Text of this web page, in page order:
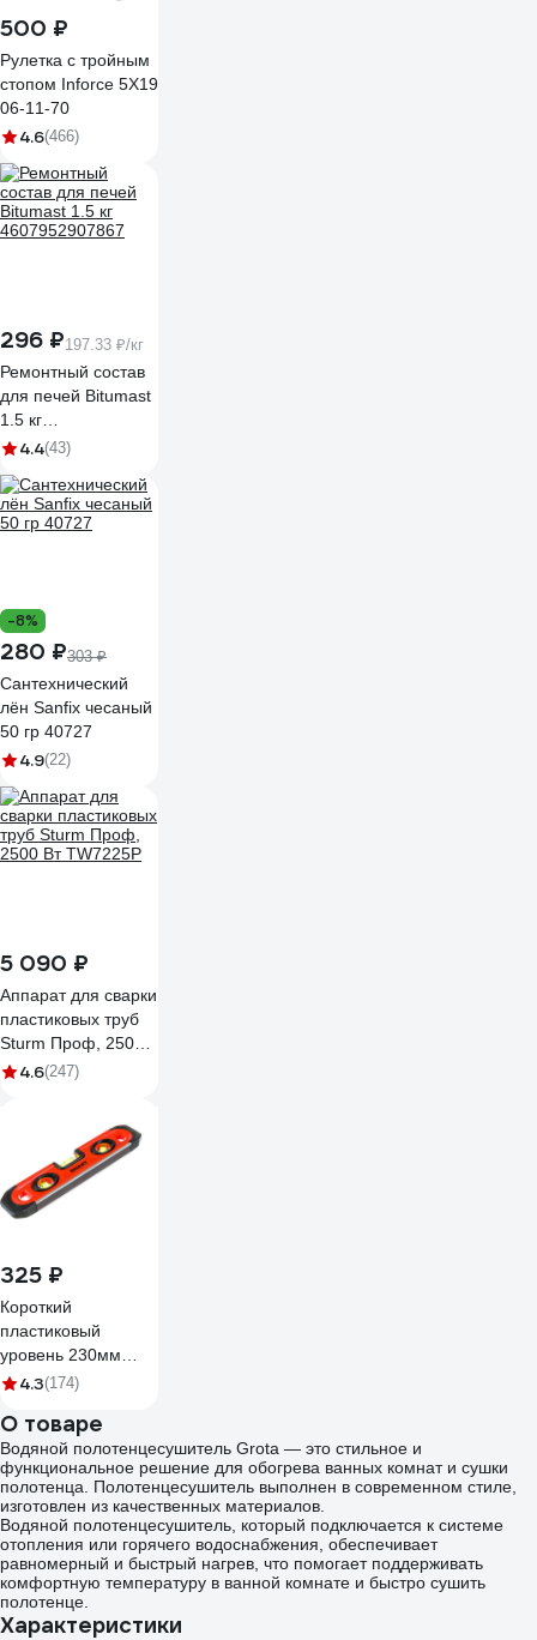
500 ₽
Рулетка с тройным
стопом Inforce 5Х19
06-11-70
4.6(466)
296 ₽197.33 ₽/кг
Ремонтный состав
для печей Bitumast
1.5 кг
4607952907867
4.4(43)
-8%
280 ₽303 ₽
Сантехнический
лён Sanfix чесаный
50 гр 40727
4.9(22)
5 090 ₽
Аппарат для сварки
пластиковых труб
Sturm Проф, 2500
Вт TW7225P
4.6(247)
325 ₽
Короткий
пластиковый
уровень 230мм
Gigant GW230
4.3(174)
О товаре
Водяной полотенцесушитель Grota — это стильное и
функциональное решение для обогрева ванных комнат и сушки
полотенца. Полотенцесушитель выполнен в современном стиле,
изготовлен из качественных материалов.
Водяной полотенцесушитель, который подключается к системе
отопления или горячего водоснабжения, обеспечивает
равномерный и быстрый нагрев, что помогает поддерживать
комфортную температуру в ванной комнате и быстро сушить
полотенце.
Характеристики